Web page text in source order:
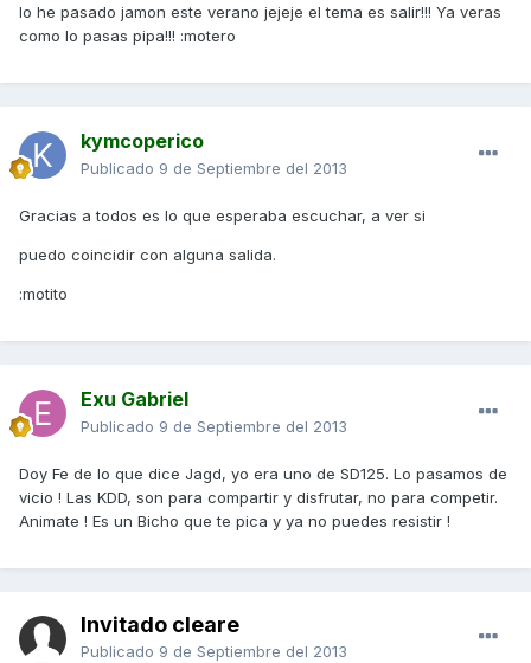
lo he pasado jamon este verano jejeje el tema es salir!!! Ya veras
como lo pasas pipa!!! :motero
kymcoperico
Publicado 9 de Septiembre del 2013
Gracias a todos es lo que esperaba escuchar, a ver si
puedo coincidir con alguna salida.
:motito
Exu Gabriel
Publicado 9 de Septiembre del 2013
Doy Fe de lo que dice Jagd, yo era uno de SD125. Lo pasamos de
vicio ! Las KDD, son para compartir y disfrutar, no para competir.
Animate ! Es un Bicho que te pica y ya no puedes resistir !
Invitado cleare
Publicado 9 de Septiembre del 2013